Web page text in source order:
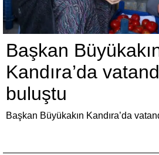
Başkan
Kandıra’da
buluştu
Başkan Büyükakın Kandıra’da